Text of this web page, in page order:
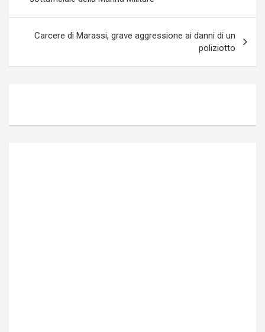
Carcere di Marassi, grave aggressione ai danni di un
poliziotto